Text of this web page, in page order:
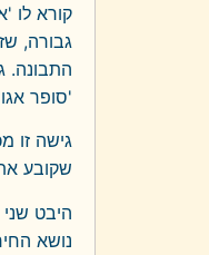
קורא לו
גבורה,
התבונה.
'סופר
גישה זו
שקובע
היבט
נושא